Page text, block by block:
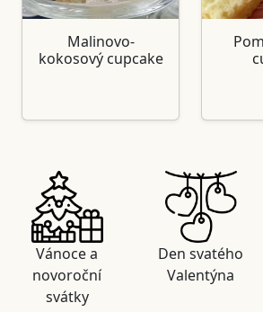
Malinovo-
kokosový cupcake
Vánoce a
novoroční
svátky
Den svatého
Valentýna